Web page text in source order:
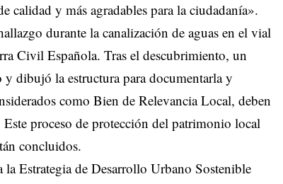
calidad y más agradables para la ciudadanía».
durante la canalización de aguas en el vial
Civil Española. Tras el descubrimiento, un
dibujó la estructura para documentarla y
como Bien de Relevancia Local, deben
Este proceso de protección del patrimonio local
concluidos.
la Estrategia de Desarrollo Urbano Sostenible